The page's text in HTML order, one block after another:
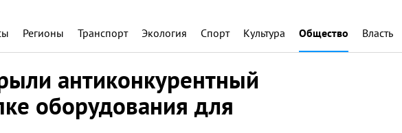
Регионы Транспорт Экология Спорт Культура Общество Власть
антиконкурентный
оборудования для